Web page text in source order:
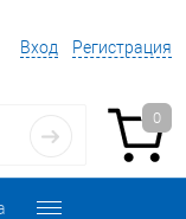
Вход Регистрация
0